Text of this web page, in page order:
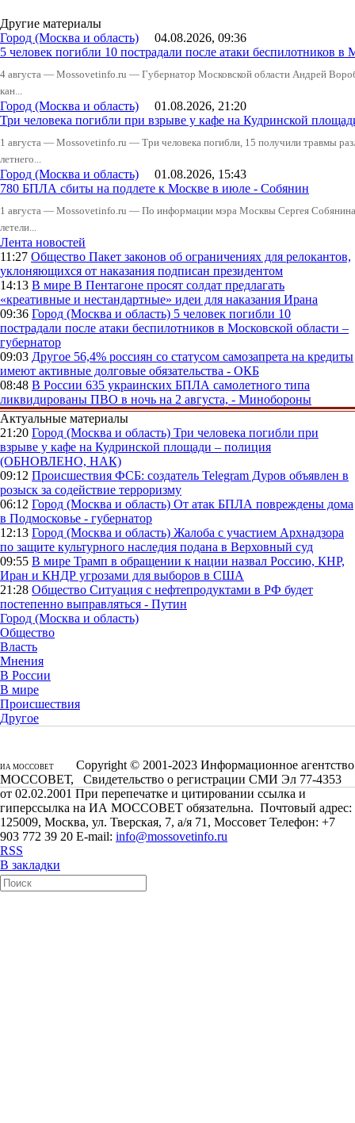
Другие материалы
Город (Москва и область) 04.08.2026, 09:36
5 человек погибли 10 пострадали после атаки беспилотников в
4 августа — Mossovetinfo.ru — Губернатор Московской области Андрей
кан...
Город (Москва и область) 01.08.2026, 21:20
Три человека погибли при взрыве у кафе на Кудринской
1 августа — Mossovetinfo.ru — Три человека погибли, 15 получили травмы
летнего...
Город (Москва и область) 01.08.2026, 15:43
780 БПЛА сбиты на подлете к Москве в июле - Собянин
1 августа — Mossovetinfo.ru — По информации мэра Москвы Сергея
летели...
Лента новостей
11:27 Общество Пакет законов об ограничениях для релокантов,
уклоняющихся от наказания подписан президентом
14:13 В мире В Пентагоне просят солдат предлагать
«креативные и нестандартные» идеи для наказания Ирана
09:36 Город (Москва и область) 5 человек погибли 10
пострадали после атаки беспилотников в Московской области –
губернатор
09:03 Другое 56,4% россиян со статусом самозапрета на кредиты
имеют активные долговые обязательства - ОКБ
08:48 В России 635 украинских БПЛА самолетного типа
ликвидированы ПВО в ночь на 2 августа, - Минобороны
Актуальные материалы
21:20 Город (Москва и область) Три человека погибли при
взрыве у кафе на Кудринской площади – полиция
(ОБНОВЛЕНО, НАК)
09:12 Происшествия ФСБ: создатель Telegram Дуров объявлен в
розыск за содействие терроризму
06:12 Город (Москва и область) От атак БПЛА повреждены дома
в Подмосковье - губернатор
12:13 Город (Москва и область) Жалоба с участием Архнадзора
по защите культурного наследия подана в Верховный суд
09:55 В мире Трамп в обращении к нации назвал Россию, КНР,
Иран и КНДР угрозами для выборов в США
21:28 Общество Ситуация с нефтепродуктами в РФ будет
постепенно выправляться - Путин
Город (Москва и область)
Общество
Власть
Мнения
В России
В мире
Происшествия
Другое
ИА МОССОВЕТ
Copyright © 2001-2023 Информационное агентство
МОССОВЕТ, Свидетельство о регистрации СМИ Эл 77-4353
от 02.02.2001 При перепечатке и цитировании ссылка и
гиперссылка на ИА МОССОВЕТ обязательна. Почтовый адрес:
125009, Москва, ул. Тверская, 7, а/я 71, Моссовет Телефон: +7
903 772 39 20 E-mail: info@mossovetinfo.ru
RSS
В закладки